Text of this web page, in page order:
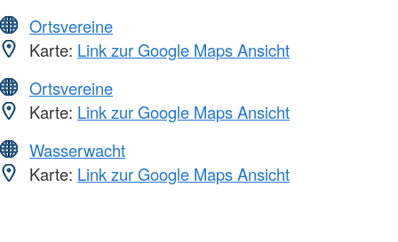
Ortsvereine
Karte: Link zur Google Maps Ansicht
Ortsvereine
Karte: Link zur Google Maps Ansicht
Wasserwacht
Karte: Link zur Google Maps Ansicht